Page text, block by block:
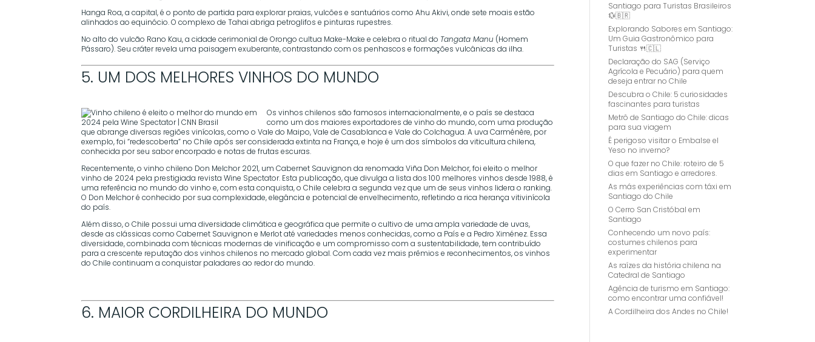
Hanga Roa, a capital, é o ponto de partida para explorar praias, vulcões e santuários como Ahu Akivi, onde sete moais estão
alinhados ao equinócio. O complexo de Tahai abriga petroglifos e pinturas rupestres.
No alto do vulcão Rano Kau, a cidade cerimonial de Orongo cultua Make-Make e celebra o ritual do Tangata Manu (Homem
Pássaro). Seu cráter revela uma paisagem exuberante, contrastando com os penhascos e formações vulcânicas da ilha.
5. UM DOS MELHORES VINHOS DO MUNDO
Os vinhos chilenos são famosos internacionalmente, e o país se destaca
como um dos maiores exportadores de vinho do mundo, com uma produção
que abrange diversas regiões vinícolas, como o Vale do Maipo, Vale de Casablanca e Vale do Colchagua. A uva Carménère, por
exemplo, foi “redescoberta” no Chile após ser considerada extinta na França, e hoje é um dos símbolos da viticultura chilena,
conhecida por seu sabor encorpado e notas de frutas escuras.
Recentemente, o vinho chileno Don Melchor 2021, um Cabernet Sauvignon da renomada Viña Don Melchor, foi eleito o melhor
vinho de 2024 pela prestigiada revista Wine Spectator. Esta publicação, que divulga a lista dos 100 melhores vinhos desde 1988, é
uma referência no mundo do vinho e, com esta conquista, o Chile celebra a segunda vez que um de seus vinhos lidera o ranking.
O Don Melchor é conhecido por sua complexidade, elegância e potencial de envelhecimento, refletindo a rica herança vitivinícola
do país.
Além disso, o Chile possui uma diversidade climática e geográfica que permite o cultivo de uma ampla variedade de uvas,
desde as clássicas como Cabernet Sauvignon e Merlot até variedades menos conhecidas, como a País e a Pedro Ximénez. Essa
diversidade, combinada com técnicas modernas de vinificação e um compromisso com a sustentabilidade, tem contribuído
para a crescente reputação dos vinhos chilenos no mercado global. Com cada vez mais prêmios e reconhecimentos, os vinhos
do Chile continuam a conquistar paladares ao redor do mundo.
6. MAIOR CORDILHEIRA DO MUNDO
Santiago para Turistas Brasileiros
💱🇧🇷
Explorando Sabores em Santiago:
Um Guia Gastronômico para
Turistas 🍴🇨🇱
Declaração do SAG (Serviço
Agrícola e Pecuário) para quem
deseja entrar no Chile
Descubra o Chile: 5 curiosidades
fascinantes para turistas
Metrô de Santiago do Chile: dicas
para sua viagem
É perigoso visitar o Embalse el
Yeso no inverno?
O que fazer no Chile: roteiro de 5
dias em Santiago e arredores.
As más experiências com táxi em
Santiago do Chile
O Cerro San Cristóbal em
Santiago
Conhecendo um novo país:
costumes chilenos para
experimentar
As raízes da história chilena na
Catedral de Santiago
Agência de turismo em Santiago:
como encontrar uma confiável!
A Cordilheira dos Andes no Chile!